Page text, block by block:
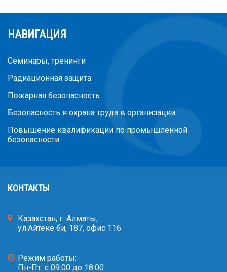
НАВИГАЦИЯ
Семинары, тренинги
Радиационная защита
Пожарная безопасность
Безопасность и охрана труда в организации
Повышение квалификации по промышленной
безопасности
КОНТАКТЫ
Казахстан, г. Алматы,
ул.Айтеке би, 187, офис 116
Режим работы:
Пн-Пт: с 09.00 до 18.00